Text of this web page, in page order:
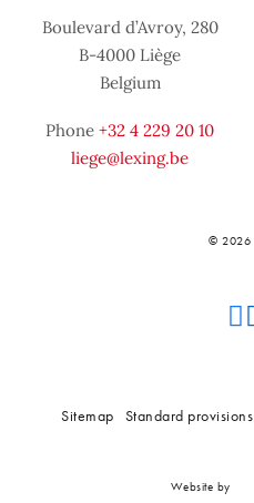
Boulevard d’Avroy, 280
B-4000 Liège
Belgium
Phone +32 4 229 20 10
liege@lexing.be
© 2026
Sitemap Standard provisions
Website by